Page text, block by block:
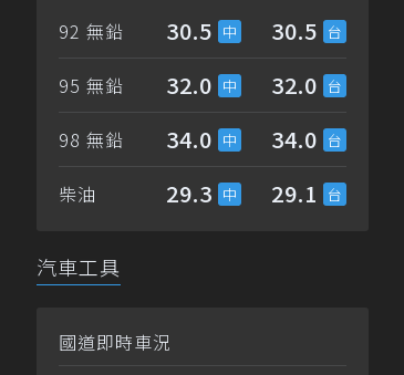
92 無鉛 30.5 30.5
95 無鉛 32.0 32.0
98 無鉛 34.0 34.0
柴油 29.3 29.1
汽車工具
國道即時車況